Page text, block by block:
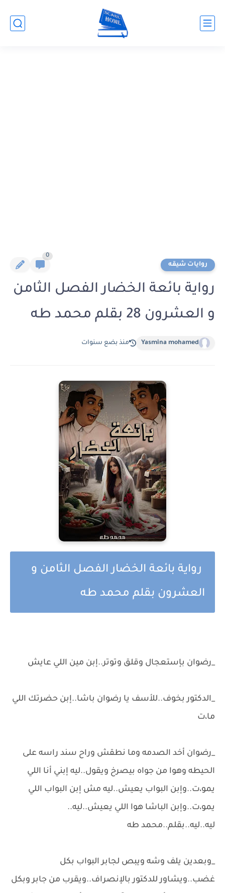
روايات شيقه
0
رواية بائعة الخضار الفصل الثامن
و العشرون 28 بقلم محمد طه
Yasmina mohamed منذ بضع سنوات
رواية بائعة الخضار الفصل الثامن و
العشرون بقلم محمد طه
_رضوان بإستعجال وقلق وتوتر..إبن مين اللي عايش
_الدكتور بخوف..للأسف يا رضوان باشا..إبن حضرتك اللي
ما،ت
_رضوان أخد الصدمه وما نطقش وراح سند راسه على
الحيطه وهوا من جواه بيصرخ ويقول..ليه إبني أنا اللي
يمو،ت..وإبن البواب يعيش..ليه مش إبن البواب اللي
يمو،ت..وإبن الباشا هوا اللي يعيش..ليه..
ليه..ليه..بقلم..محمد طه
_وبعدين يلف وشه ويبص لجابر البواب بكل
غضب..ويشاور للدكتور بالإنصراف..ويقرب من جابر وبكل